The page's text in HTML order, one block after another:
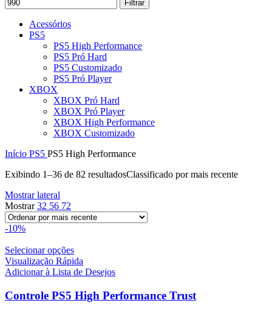
Filtrar
Acessórios
PS5
PS5 High Performance
PS5 Pró Hard
PS5 Customizado
PS5 Pró Player
XBOX
XBOX Pró Hard
XBOX Pró Player
XBOX High Performance
XBOX Customizado
Início PS5 PS5 High Performance
Exibindo 1–36 de 82 resultadosClassificado por mais recente
Mostrar lateral
Mostrar32 56 72
-10%
Selecionar opções
Visualização Rápida
Adicionar à Lista de Desejos
Controle PS5 High Performance Trust